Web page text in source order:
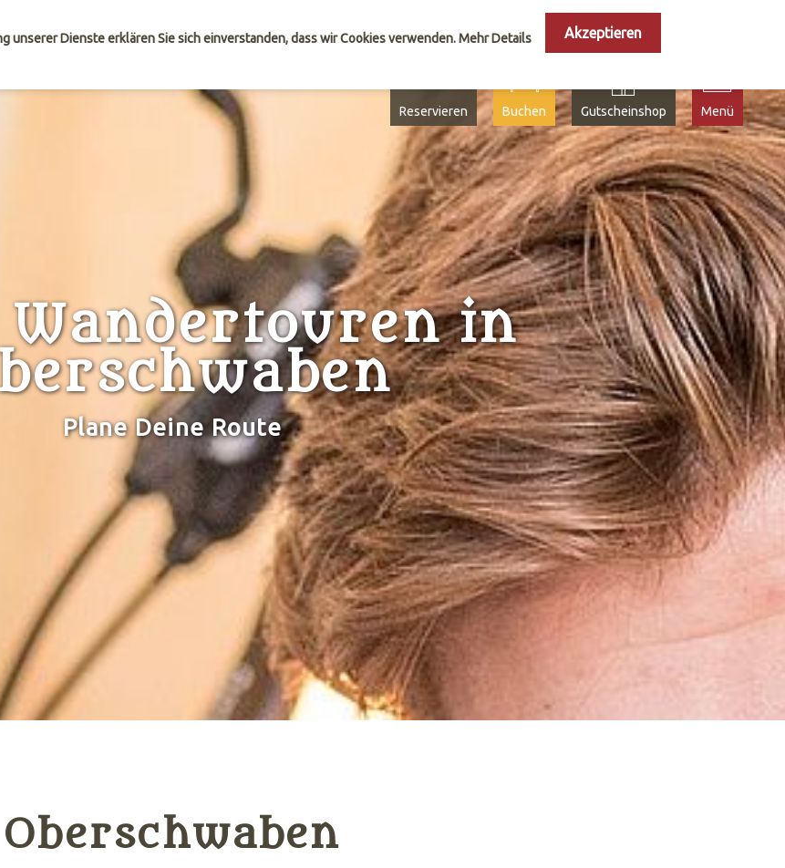
Reservieren Buchen Gutscheinshop Menü
Wandertouren in
Plane Deine Route
Oberschwaben
Dienste erklären Sie sich einverstanden, dass wir Cookies verwenden. Mehr Details Akzeptieren